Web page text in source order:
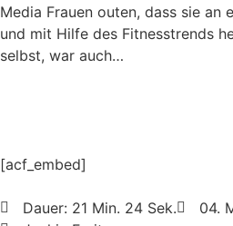
Media Frauen outen, dass sie an
und mit Hilfe des Fitnesstrends
selbst, war auch…
[acf_embed]
Dauer: 21 Min. 24 Sek.
04.